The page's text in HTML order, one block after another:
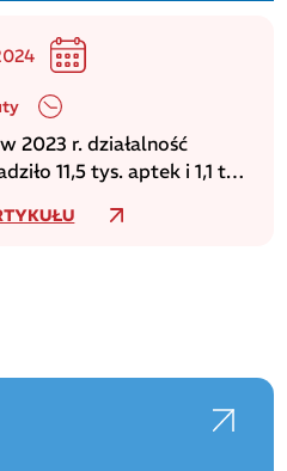
2023 r. działalność
11,5 tys. aptek i 1,1 tys.